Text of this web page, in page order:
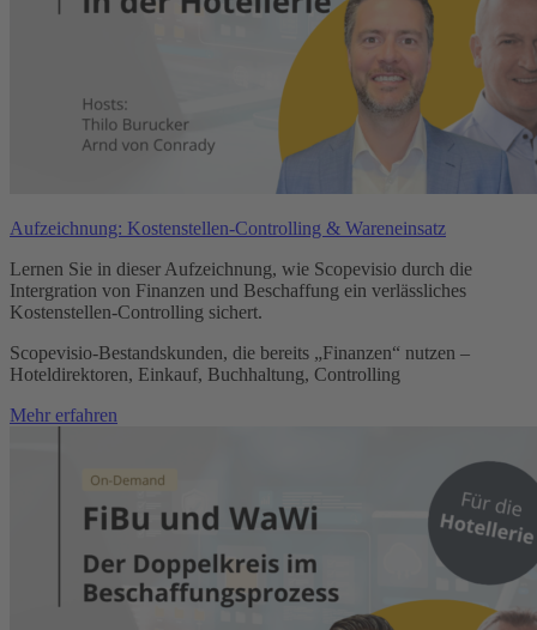
Aufzeichnung: Kostenstellen-Controlling & Wareneinsatz
Lernen Sie in dieser Aufzeichnung, wie Scopevisio durch die
Intergration von Finanzen und Beschaffung ein verlässliches
Kostenstellen-Controlling sichert.
Scopevisio-Bestandskunden, die bereits „Finanzen“ nutzen –
Hoteldirektoren, Einkauf, Buchhaltung, Controlling
Mehr erfahren